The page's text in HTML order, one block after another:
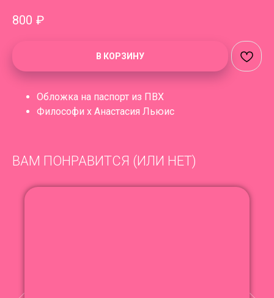
800 ₽
В КОРЗИНУ
Обложка на паспорт из ПВХ
Философи х Анастасия Льюис
ВАМ ПОНРАВИТСЯ (ИЛИ НЕТ)